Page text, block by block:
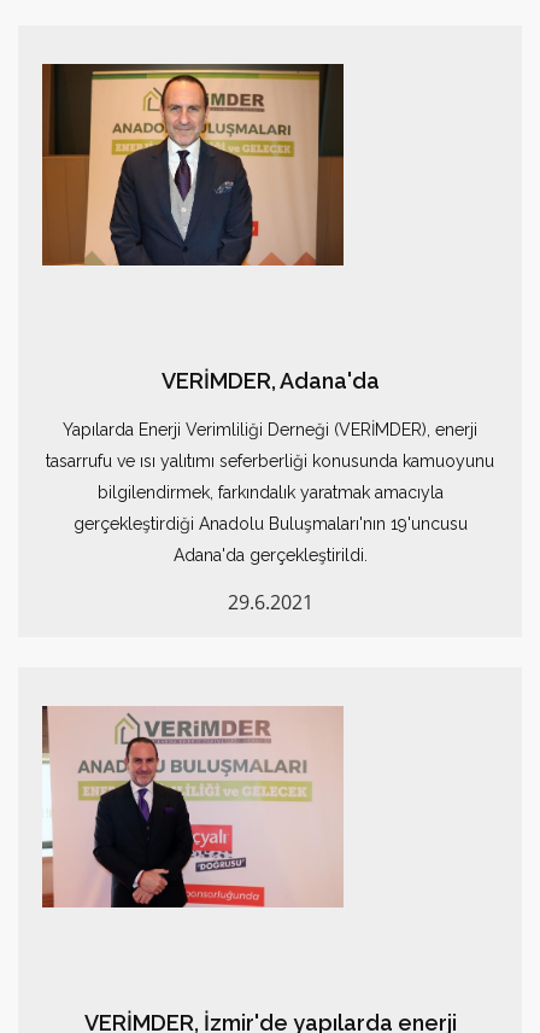
VERİMDER, Adana'da
Yapılarda Enerji Verimliliği Derneği (VERİMDER), enerji
tasarrufu ve ısı yalıtımı seferberliği konusunda kamuoyunu
bilgilendirmek, farkındalık yaratmak amacıyla
gerçekleştirdiği Anadolu Buluşmaları'nın 19'uncusu
Adana'da gerçekleştirildi.
29.6.2021
VERİMDER, İzmir'de yapılarda enerji